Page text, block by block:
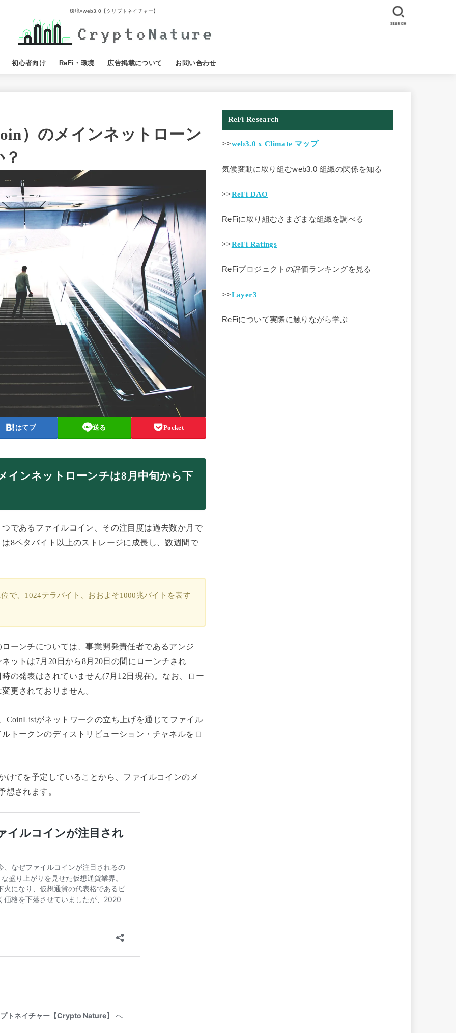
環境×web3.0【クリプトネイチャー】
初心者向け ReFi・環境 広告掲載について お問い合わせ
SEARCH
）のメインネットローン
はてブ 送る Pocket
インネットローンチは8月中旬から下
であるファイルコイン、その注目度は過去数か月で
8ペタバイト以上のストレージに成長し、数週間で
で、1024テラバイト、おおよそ1000兆バイトを表す
ーンチについては、事業開発責任者であるアンジ
ットは7月20日から8月20日の間にローンチされ
の発表はされていません(7月12日現在)。なお、ロー
更されておりません。
CoinListがネットワークの立ち上げを通じてファイル
トークンのディストリビューション・チャネルをロ
けてを予定していることから、ファイルコインのメ
想されます。
ReFi Research
>>web3.0 x Climate マップ
気候変動に取り組むweb3.0 組織の関係を知る
>>ReFi DAO
ReFiに取り組むさまざまな組織を調べる
>>ReFi Ratings
ReFiプロジェクトの評価ランキングを見る
>>Layer3
ReFiについて実際に触りながら学ぶ